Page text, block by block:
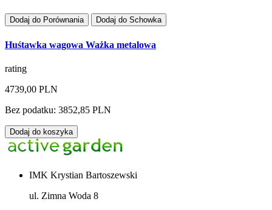
Dodaj do Porównania Dodaj do Schowka
Huśtawka wagowa Ważka metalowa
rating
4739,00 PLN
Bez podatku: 3852,85 PLN
Dodaj do koszyka
IMK Krystian Bartoszewski
ul. Zimna Woda 8